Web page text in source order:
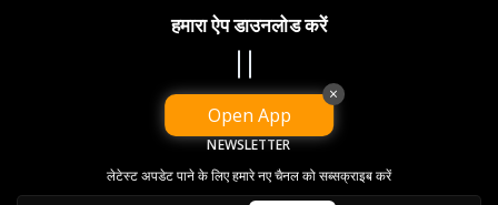
हमारा ऐप डाउनलोड करें
NEWSLETTER
लेटेस्ट अपडेट पाने के लिए हमारे नए चैनल को सब्सक्राइब करें
Open App
×